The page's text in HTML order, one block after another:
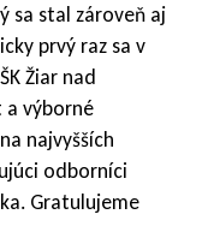
sa stal zároveň aj
prvý raz sa v
Žiar nad
a výborné
najvyšších
odborníci
Gratulujeme